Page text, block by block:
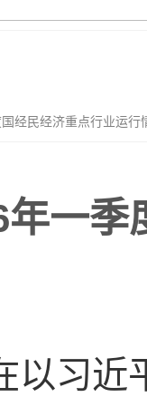
民经济重点行业运行
一
以习近